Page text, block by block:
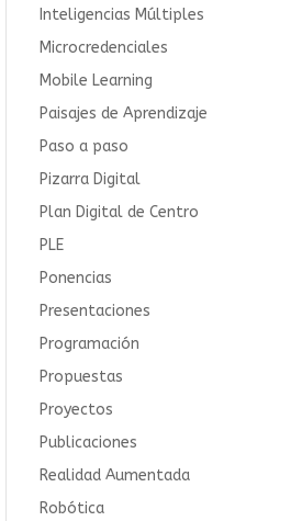
Inteligencias Múltiples
Microcredenciales
Mobile Learning
Paisajes de Aprendizaje
Paso a paso
Pizarra Digital
Plan Digital de Centro
PLE
Ponencias
Presentaciones
Programación
Propuestas
Proyectos
Publicaciones
Realidad Aumentada
Robótica